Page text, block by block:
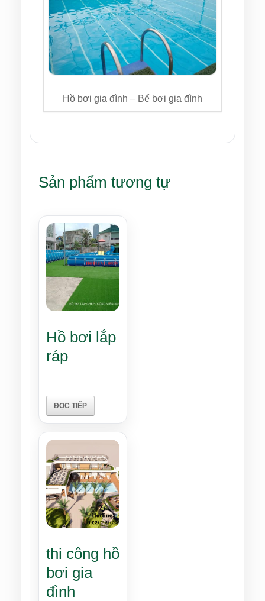
Hồ bơi gia đình – Bể bơi gia đình
Sản phẩm tương tự
Hồ bơi lắp
ráp
ĐỌC TIẾP
thi công hồ
bơi gia
đình